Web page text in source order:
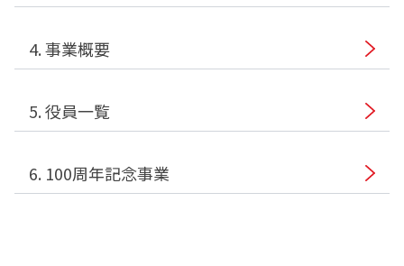
4. 事業概要
5. 役員一覧
6. 100周年記念事業